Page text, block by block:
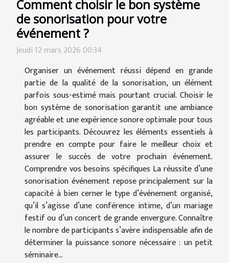
Comment choisir le bon système
de sonorisation pour votre
événement ?
Jeudi 12 mars 2026 00:34
Organiser un événement réussi dépend en grande
partie de la qualité de la sonorisation, un élément
parfois sous-estimé mais pourtant crucial. Choisir le
bon système de sonorisation garantit une ambiance
agréable et une expérience sonore optimale pour tous
les participants. Découvrez les éléments essentiels à
prendre en compte pour faire le meilleur choix et
assurer le succès de votre prochain événement.
Comprendre vos besoins spécifiques La réussite d’une
sonorisation événement repose principalement sur la
capacité à bien cerner le type d’événement organisé,
qu’il s’agisse d’une conférence intime, d’un mariage
festif ou d’un concert de grande envergure. Connaître
le nombre de participants s’avère indispensable afin de
déterminer la puissance sonore nécessaire : un petit
séminaire...